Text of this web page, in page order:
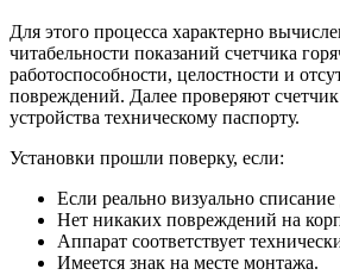
Для этого процесса характерно
читабельности показаний счетчика
работоспособности, целостности и
повреждений. Далее проверяют счетчик
устройства техническому паспорту.
Установки прошли поверку, если:
Если реально визуально
Нет никаких повреждений на
Аппарат соответствует
Имеется знак на месте монтажа.